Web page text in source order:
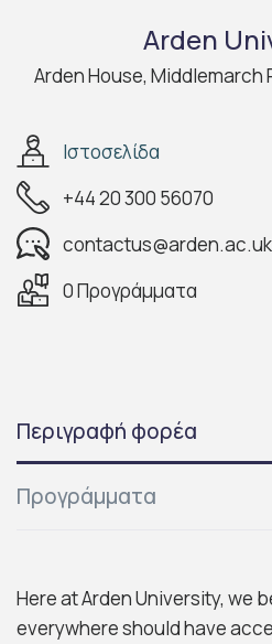
Arden
Arden House, Middlemarch
Ιστοσελίδα
+44 20 300 56070
contactus@arden.ac.uk
0 Προγράμματα
Περιγραφή φορέα
Προγράμματα
Here at Arden University, we
everywhere should have